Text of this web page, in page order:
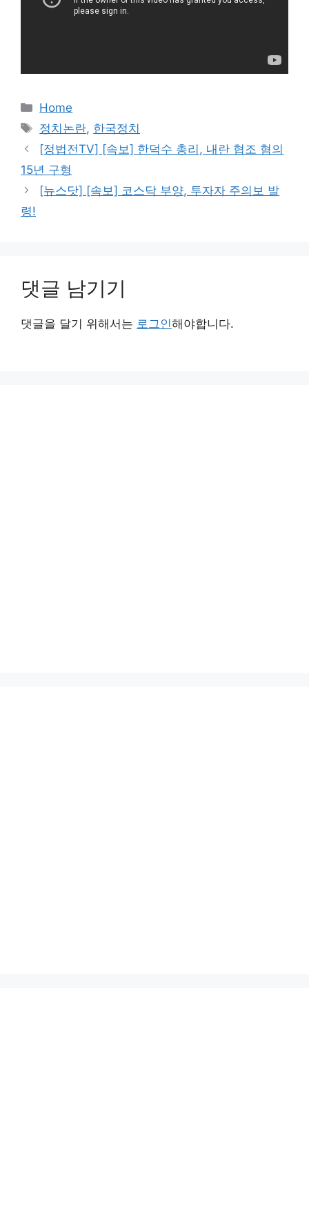
카
테
리
Home
태
그
정치논란, 한국정치
[정법전TV] [속보] 한덕수 총리, 내란 협조 혐의
15년 구형
[뉴스닷] [속보] 코스닥 부양, 투자자 주의보 발
령!
댓글 남기기
댓글을 달기 위해서는 로그인해야합니다.